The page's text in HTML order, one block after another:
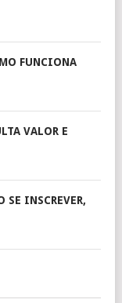
FUNCIONA
VALOR E
SE INSCREVER,